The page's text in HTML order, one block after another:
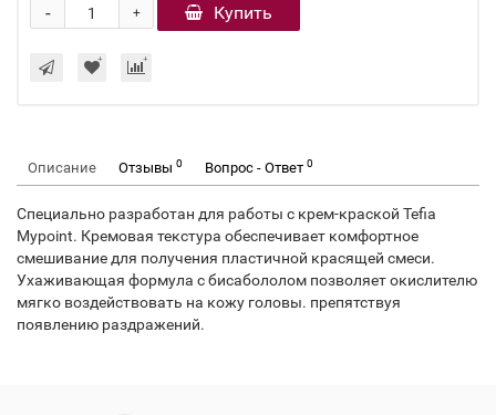
+
- Купить
Описание Отзывы 0 Вопрос - Ответ 0
Специально разработан для работы с крем-краской Tefia
Mypoint. Кремовая текстура обеспечивает комфортное
смешивание для получения пластичной красящей смеси.
Ухаживающая формула с бисабололом позволяет окислителю
мягко воздействовать на кожу головы. препятствуя
появлению раздражений.